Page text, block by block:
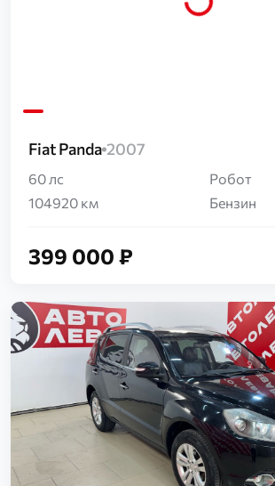
Fiat Panda 2007
60 лс
Робот
104920 км
Бензин
399 000 ₽
Загрузка...